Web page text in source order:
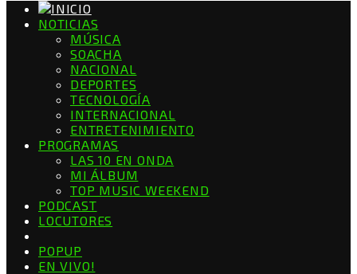
NOTICIAS
MÚSICA
SOACHA
NACIONAL
DEPORTES
TECNOLOGÍA
INTERNACIONAL
ENTRETENIMIENTO
PROGRAMAS
LAS 10 EN ONDA
MI ÁLBUM
TOP MUSIC WEEKEND
PODCAST
LOCUTORES
POPUP
EN VIVO!